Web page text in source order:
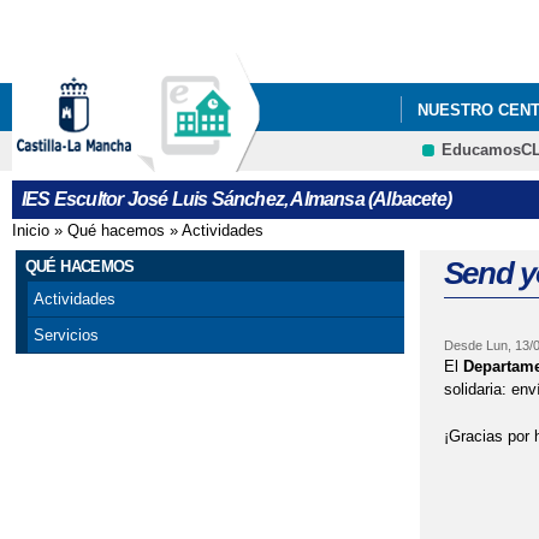
NUESTRO
IES Escultor José Luis Sánchez, Almansa (Albacete)
Se encuentra usted aquí
Inicio » Qué hacemos » Actividades
QUÉ HACEMOS
Actividades
Servicios
Send
Desde Lun, 13/
El
solidaria:
¡Gracias por